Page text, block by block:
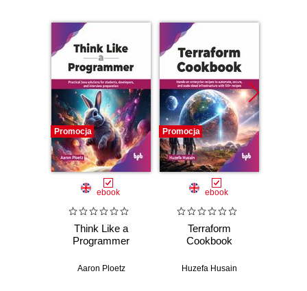
Promocja
ebook
Think Like a
Programmer
Aaron Ploetz
Promocja
ebook
Terraform
Cookbook
Huzefa Husain